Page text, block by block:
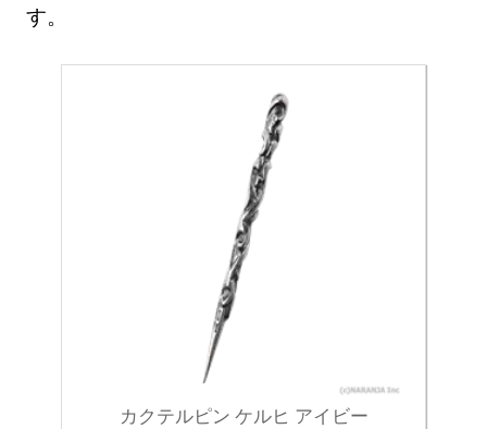
す。
カクテルピン ケルヒ アイビー